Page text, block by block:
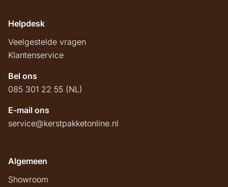
Helpdesk
Veelgestelde vragen
Klantenservice
Bel ons
085 301 22 55 (NL)
E-mail ons
service@kerstpakketonline.nl
Algemeen
Showroom